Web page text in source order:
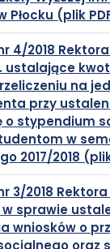
Płocku (plik
4/2018 Rektora
ustalające
na
przy
o stypendium
w
2017/2018
3/2018 Rektora
w sprawie
wniosków o
oraz